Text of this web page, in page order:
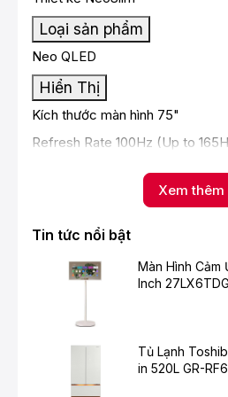
Loại sản phẩm
Neo QLED
Hiển Thị
Kích thước màn hình 75"
Refresh Rate 100Hz (Up to
Độ phân giải 4K (3,840 x 2,160)
Anti Reflection Glare Free
Video
Engine Hình ảnh NQ4 AI Gen3
HDR (High Dynamic Range)
Contrast Quantum Matrix
Viewing Angle Wide Viewing
Xem thêm
Tin tức nổi bật
Màn Hình Cảm
Inch
Tủ Lạnh
in 520L GR-